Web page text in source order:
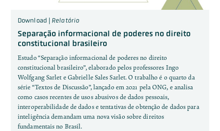
Download | Relatório
Separação informacional de poderes no direito
constitucional brasileiro
Estudo “Separação informacional de poderes no direito
constitucional brasileiro”, elaborado pelos professores Ingo
Wolfgang Sarlet e Gabrielle Sales Sarlet. O trabalho é o quarto da
série “Textos de Discussão”, lançado em 2021 pela ONG, e analisa
como casos recentes de usos abusivos de dados pessoais,
interoperabilidade de dados e tentativas de obtenção de dados para
inteligência demandam uma nova visão sobre direitos
fundamentais no Brasil.